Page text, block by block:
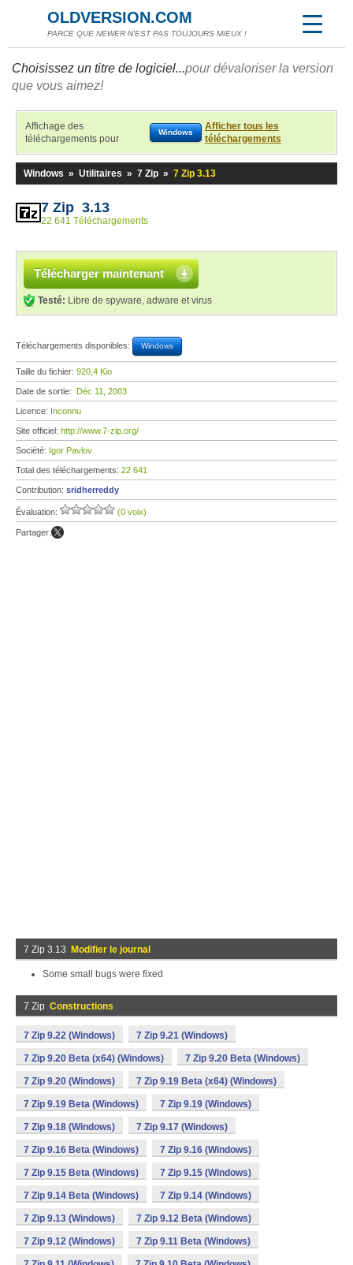
OLDVERSION.COM
PARCE QUE NEWER N'EST PAS TOUJOURS MIEUX !
Choisissez un titre de logiciel...pour dévaloriser la version
que vous aimez!
Affichage des
téléchargements pour
Windows
Afficher tous les
téléchargements
Windows » Utilitaires » 7 Zip » 7 Zip 3.13
7 Zip 3.13
22 641 Téléchargements
Télécharger maintenant
Testé: Libre de spyware, adware et virus
Téléchargements disponibles: Windows
Taille du fichier: 920,4 Kio
Date de sortie: Déc 11, 2003
Licence: Inconnu
Site officiel: http://www.7-zip.org/
Société: Igor Pavlov
Total des téléchargements: 22 641
Contribution: sridherreddy
Évaluation: (0 voix)
Partager:
7 Zip 3.13 Modifier le journal
Some small bugs were fixed
7 Zip Constructions
7 Zip 9.22 (Windows) 7 Zip 9.21 (Windows)
7 Zip 9.20 Beta (x64) (Windows) 7 Zip 9.20 Beta (Windows)
7 Zip 9.20 (Windows) 7 Zip 9.19 Beta (x64) (Windows)
7 Zip 9.19 Beta (Windows) 7 Zip 9.19 (Windows)
7 Zip 9.18 (Windows) 7 Zip 9.17 (Windows)
7 Zip 9.16 Beta (Windows) 7 Zip 9.16 (Windows)
7 Zip 9.15 Beta (Windows) 7 Zip 9.15 (Windows)
7 Zip 9.14 Beta (Windows) 7 Zip 9.14 (Windows)
7 Zip 9.13 (Windows) 7 Zip 9.12 Beta (Windows)
7 Zip 9.12 (Windows) 7 Zip 9.11 Beta (Windows)